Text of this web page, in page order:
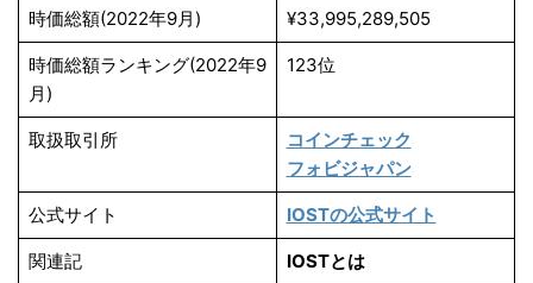
時価総額(2022年9月) ¥33,995,289,505
時価総額ランキング(2022年9
月)
123位
取扱取引所
コインチェック
フォビジャパン
公式サイト IOSTの公式サイト
関連記 IOSTとは